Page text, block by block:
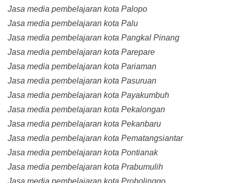
Jasa media pembelajaran kota Palopo
Jasa media pembelajaran kota Palu
Jasa media pembelajaran kota Pangkal Pinang
Jasa media pembelajaran kota Parepare
Jasa media pembelajaran kota Pariaman
Jasa media pembelajaran kota Pasuruan
Jasa media pembelajaran kota Payakumbuh
Jasa media pembelajaran kota Pekalongan
Jasa media pembelajaran kota Pekanbaru
Jasa media pembelajaran kota Pematangsiantar
Jasa media pembelajaran kota Pontianak
Jasa media pembelajaran kota Prabumulih